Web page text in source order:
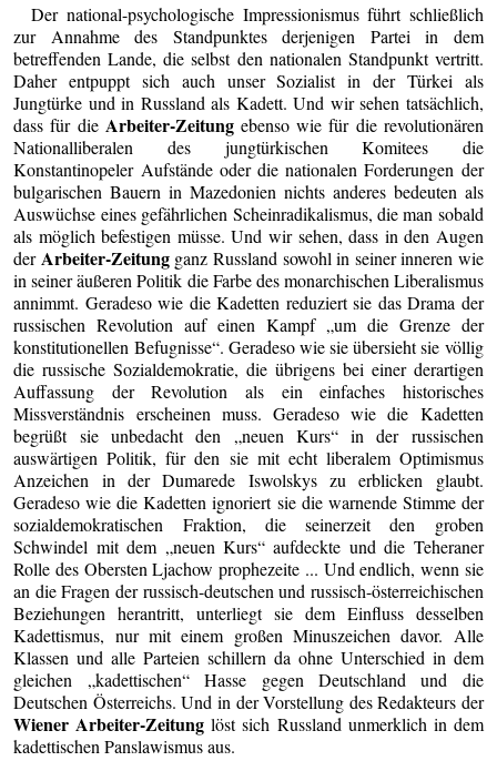
Der national-psychologische Impressionismus führt schließlich
zur Annahme des Standpunktes derjenigen Partei in dem
betreffenden Lande, die selbst den nationalen Standpunkt vertritt.
Daher entpuppt sich auch unser Sozialist in der Türkei als
Jungtürke und in Russland als Kadett. Und wir sehen tatsächlich,
dass für die Arbeiter-Zeitungebenso wie für die revolutionären
Nationalliberalen des jungtürkischen Komitees die
Konstantinopeler Aufstände oder die nationalen Forderungen der
bulgarischen Bauern in Mazedonien nichts anderes bedeuten als
Auswüchse eines gefährlichen Scheinradikalismus, die man sobald
als möglich befestigen müsse. Und wir sehen, dass in den Augen
derArbeiter-Zeitungganz Russland sowohl in seiner inneren wie
in seiner äußeren Politik die Farbe des monarchischen Liberalismus
annimmt. Geradeso wie die Kadetten reduziert sie das Drama der
russischen Revolution auf einen Kampf „um die Grenze der
konstitutionellen Befugnisse“. Geradeso wie sie übersieht sie völlig
die russische Sozialdemokratie, die übrigens bei einer derartigen
Auffassung der Revolution als ein einfaches historisches
Missverständnis erscheinen muss. Geradeso wie die Kadetten
begrüßt sie unbedacht den „neuen Kurs“ in der russischen
auswärtigen Politik, für den sie mit echt liberalem Optimismus
Anzeichen in der Dumarede Iswolskys zu erblicken glaubt.
Geradeso wie die Kadetten ignoriert sie die warnende Stimme der
sozialdemokratischen Fraktion, die seinerzeit den groben
Schwindel mit dem „neuen Kurs“ aufdeckte und die Teheraner
Rolle des Obersten Ljachow prophezeite ... Und endlich, wenn sie
an die Fragen der russisch-deutschen und russisch-österreichischen
Beziehungen herantritt, unterliegt sie dem Einfluss desselben
Kadettismus, nur mit einem großen Minuszeichen davor. Alle
Klassen und alle Parteien schillern da ohne Unterschied in dem
gleichen „kadettischen“ Hasse gegen Deutschland und die
Deutschen Österreichs. Und in der Vorstellung des Redakteurs der
Wiener Arbeiter-Zeitung löst sich Russland unmerklich in dem
kadettischen Panslawismus aus.